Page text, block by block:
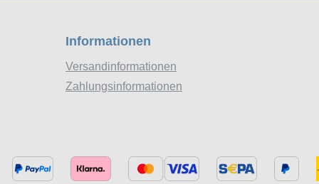
Informationen
Versandinformationen
Zahlungsinformationen